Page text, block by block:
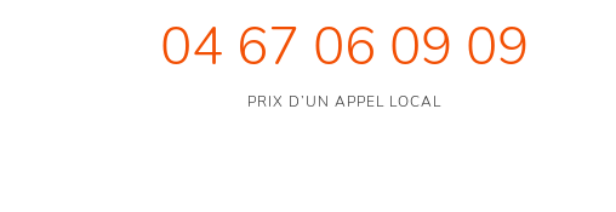
04 67 06 09 09
PRIX D’UN APPEL LOCAL